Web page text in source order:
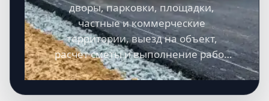
дворы, парковки, площадки,
частные и коммерческие
территории, выезд на объект,
расчет сметы и выполнение работ
под ключ.